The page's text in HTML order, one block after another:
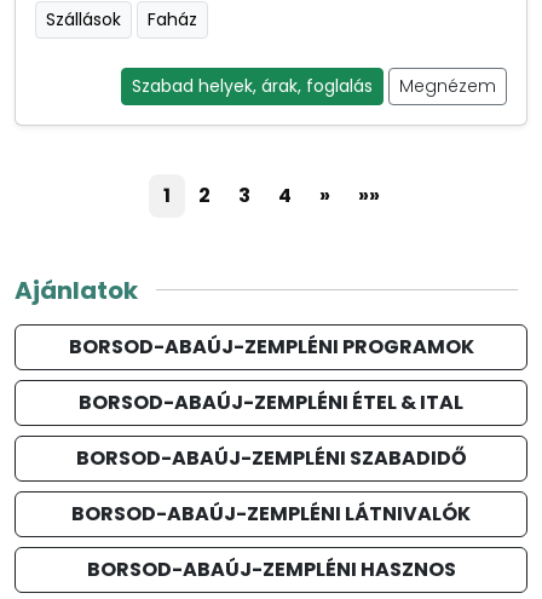
Szállások Faház
Szabad helyek, árak, foglalás Megnézem
1 2 3 4 » »»
Ajánlatok
BORSOD-ABAÚJ-ZEMPLÉNI PROGRAMOK
BORSOD-ABAÚJ-ZEMPLÉNI ÉTEL & ITAL
BORSOD-ABAÚJ-ZEMPLÉNI SZABADIDŐ
BORSOD-ABAÚJ-ZEMPLÉNI LÁTNIVALÓK
BORSOD-ABAÚJ-ZEMPLÉNI HASZNOS